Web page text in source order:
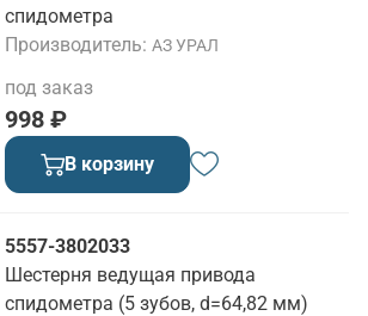
спидометра
Производитель АЗ УРАЛ
998 ₽
под заказ
В корзину
5557-3802033
Шестерня ведущая привода
спидометра (5 зубов, d=64,82 мм)